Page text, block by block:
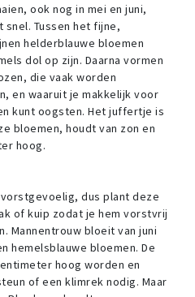
ook nog in mei en juni,
Tussen het fijne,
helderblauwe bloemen
dol op zijn. Daarna vormen
die vaak worden
en waaruit je makkelijk voor
kunt oogsten. Het juffertje is
bloemen, houdt van zon en
hoog.
dus plant deze
of kuip zodat je hem vorstvrij
Mannentrouw bloeit van juni
hemelsblauwe bloemen. De
hoog worden en
of een klimrek nodig. Maar